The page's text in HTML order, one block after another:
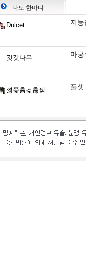
나도 한마디
Dulcet 지
갓갓나무 마
꼃쫇홁걻훊꿹 풀